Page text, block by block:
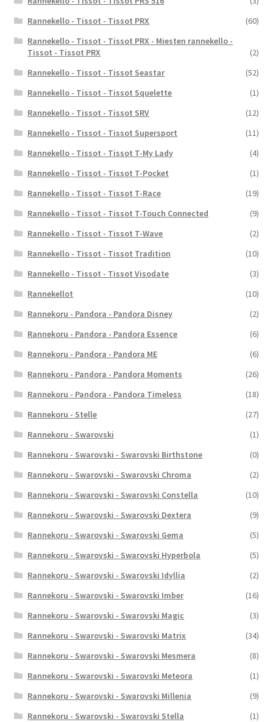
Rannekello - Tissot - Tissot PRX
(60)
Rannekello - Tissot - Tissot PRX - Miesten rannekello -
Tissot - Tissot PRX
(2)
Rannekello - Tissot - Tissot Seastar
(52)
Rannekello - Tissot - Tissot Squelette
(1)
Rannekello - Tissot - Tissot SRV
(12)
Rannekello - Tissot - Tissot Supersport
(11)
Rannekello - Tissot - Tissot T-My Lady
(4)
Rannekello - Tissot - Tissot T-Pocket
(1)
Rannekello - Tissot - Tissot T-Race
(19)
Rannekello - Tissot - Tissot T-Touch Connected
(9)
Rannekello - Tissot - Tissot T-Wave
(2)
Rannekello - Tissot - Tissot Tradition
(10)
Rannekello - Tissot - Tissot Visodate
(3)
Rannekellot
(10)
Rannekoru - Pandora - Pandora Disney
(2)
Rannekoru - Pandora - Pandora Essence
(6)
Rannekoru - Pandora - Pandora ME
(6)
Rannekoru - Pandora - Pandora Moments
(26)
Rannekoru - Pandora - Pandora Timeless
(18)
Rannekoru - Stelle
(27)
Rannekoru - Swarovski
(1)
Rannekoru - Swarovski - Swarovski Birthstone
(0)
Rannekoru - Swarovski - Swarovski Chroma
(2)
Rannekoru - Swarovski - Swarovski Constella
(10)
Rannekoru - Swarovski - Swarovski Dextera
(9)
Rannekoru - Swarovski - Swarovski Gema
(5)
Rannekoru - Swarovski - Swarovski Hyperbola
(5)
Rannekoru - Swarovski - Swarovski Idyllia
(2)
Rannekoru - Swarovski - Swarovski Imber
(16)
Rannekoru - Swarovski - Swarovski Magic
(3)
Rannekoru - Swarovski - Swarovski Matrix
(34)
Rannekoru - Swarovski - Swarovski Mesmera
(8)
Rannekoru - Swarovski - Swarovski Meteora
(1)
Rannekoru - Swarovski - Swarovski Millenia
(9)
Rannekoru - Swarovski - Swarovski Stella
(1)